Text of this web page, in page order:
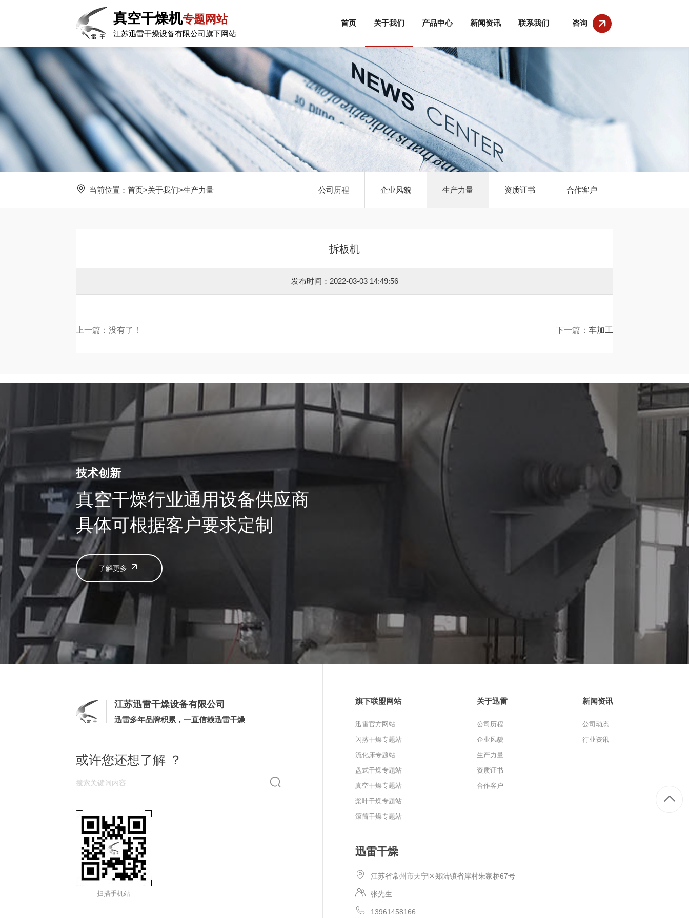
真空干燥机专题网站
江苏迅雷干燥设备有限公司旗下网站
首页 关于我们 产品中心 新闻资讯 联系我们 咨询
当前位置： 首页>关于我们>生产力量 公司历程 企业风貌 生产力量 资质证书 合作客户
拆板机
发布时间：2022-03-03 14:49:56
上一篇：没有了！ 下一篇：车加工
技术创新
真空干燥行业通用设备供应商
具体可根据客户要求定制
了解更多
江苏迅雷干燥设备有限公司
迅雷多年品牌积累，一直信赖迅雷干燥
或许您还想了解 ？
扫描手机站
旗下联盟网站
迅雷官方网站
闪蒸干燥专题站
流化床专题站
盘式干燥专题站
真空干燥专题站
桨叶干燥专题站
滚筒干燥专题站
关于迅雷
公司历程
企业风貌
生产力量
资质证书
合作客户
新闻资讯
公司动态
行业资讯
迅雷干燥
江苏省常州市天宁区郑陆镇省岸村朱家桥67号
张先生
13961458166